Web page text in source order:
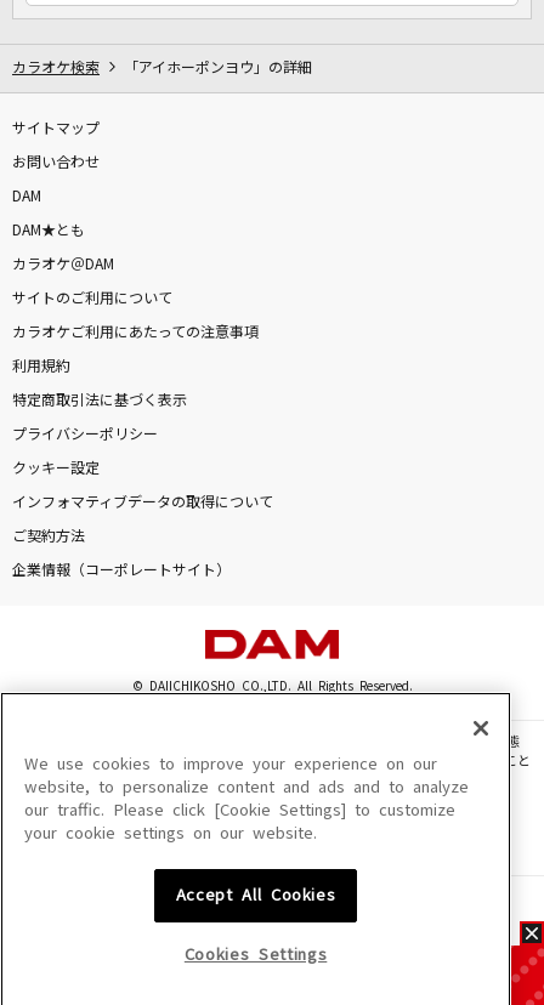
カラオケをもっと楽しもう！
カラオケ検索 「アイホーポンヨウ」の詳細
サイトマップ
お問い合わせ
DAM
DAM★とも
カラオケ＠DAM
サイトのご利用について
カラオケご利用にあたっての注意事項
利用規約
特定商取引法に基づく表示
プライバシーポリシー
クッキー設定
インフォマティブデータの取得について
ご契約方法
企業情報（コーポレートサイト）
© DAIICHIKOSHO CO.,LTD. All Rights Reserved.
このサイトに掲載されている一切の文章・画像・写真・動画・音声等を、手段や形態
を問わず、著作権法の定める範囲を超えて無断で複製、転載、ファイル化などすること
を禁じます。
楽曲及びコンテンツは、機種によりご利用いただけない場合があります。
楽曲及びコンテンツの配信日、配信内容が変更になる場合があります。
We use cookies to improve your experience on our
website, to personalize content and ads and to analyze
our traffic. Please click [Cookie Settings] to customize
your cookie settings on our website.
Accept All Cookies
Cookies Settings